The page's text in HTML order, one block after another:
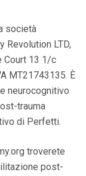
società
Revolution LTD,
Court 13 1/c
MT21743135. È
neurocognitivo
trauma
di Perfetti.
troverete
post-